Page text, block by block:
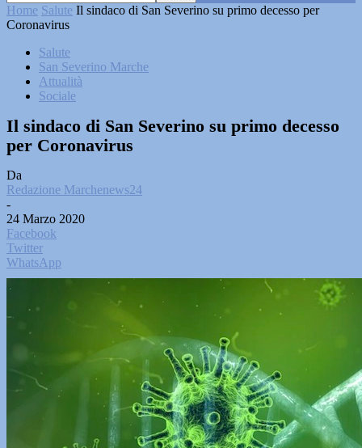
Home Salute Il sindaco di San Severino su primo decesso per
Coronavirus
Salute
San Severino Marche
Attualità
Sociale
Il sindaco di San Severino su primo decesso
per Coronavirus
Da
Redazione Marchenews24
-
24 Marzo 2020
Facebook
Twitter
WhatsApp